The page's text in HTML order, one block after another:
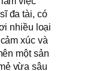
đa tài, có
nhiều loại
xúc và
một sản
vừa sâu